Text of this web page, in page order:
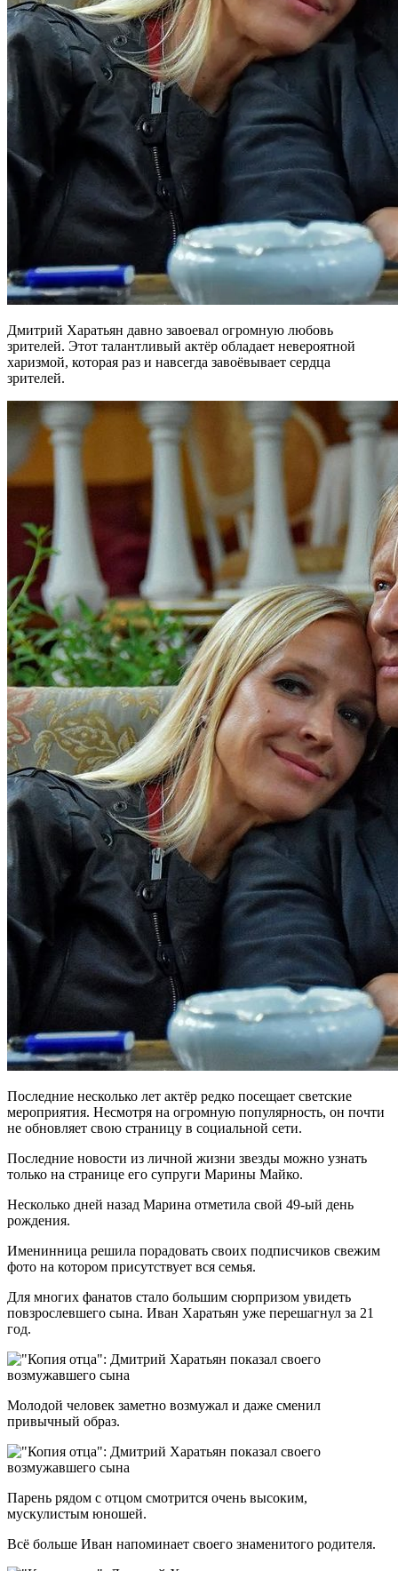
Дмитрий Харатьян давно завоевал огромную любовь
зрителей. Этот талантливый актёр обладает невероятной
харизмой, которая раз и навсегда завоёвывает сердца
зрителей.
Последние несколько лет актёр редко посещает светские
мероприятия. Несмотря на огромную популярность, он почти
не обновляет свою страницу в социальной сети.
Последние новости из личной жизни звезды можно узнать
только на странице его супруги Марины Майко.
Несколько дней назад Марина отметила свой 49-ый день
рождения.
Именинница решила порадовать своих подписчиков свежим
фото на котором присутствует вся семья.
Для многих фанатов стало большим сюрпризом увидеть
повзрослевшего сына. Иван Харатьян уже перешагнул за 21
год.
Молодой человек заметно возмужал и даже сменил
привычный образ.
Парень рядом с отцом смотрится очень высоким,
мускулистым юношей.
Всё больше Иван напоминает своего знаменитого родителя.